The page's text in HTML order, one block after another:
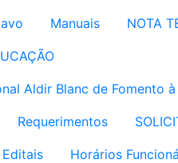
Manuais NOTA
Aldir Blanc de Fomento
Requerimentos
Editais Horários